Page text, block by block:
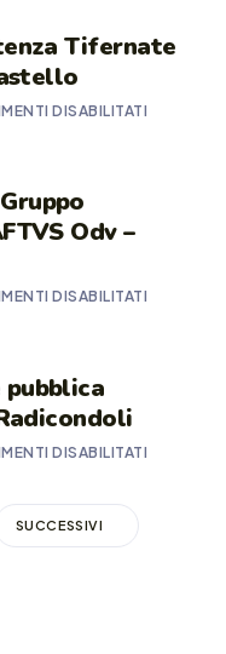
Tifernate
DISABILITATI
Odv –
DISABILITATI
pubblica
DISABILITATI
SUCCESSIVI